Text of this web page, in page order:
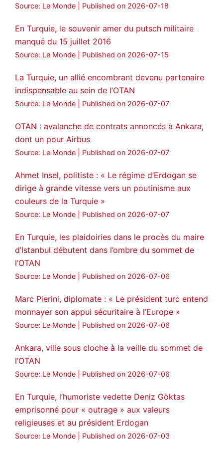
Source: Le Monde Published on 2026-07-18
En Turquie, le souvenir amer du putsch militaire
manqué du 15 juillet 2016
Source: Le Monde Published on 2026-07-15
La Turquie, un allié encombrant devenu partenaire
indispensable au sein de l’OTAN
Source: Le Monde Published on 2026-07-07
OTAN : avalanche de contrats annoncés à Ankara,
dont un pour Airbus
Source: Le Monde Published on 2026-07-07
Ahmet Insel, politiste : « Le régime d’Erdogan se
dirige à grande vitesse vers un poutinisme aux
couleurs de la Turquie »
Source: Le Monde Published on 2026-07-07
En Turquie, les plaidoiries dans le procès du maire
d’Istanbul débutent dans l’ombre du sommet de
l’OTAN
Source: Le Monde Published on 2026-07-06
Marc Pierini, diplomate : « Le président turc entend
monnayer son appui sécuritaire à l’Europe »
Source: Le Monde Published on 2026-07-06
Ankara, ville sous cloche à la veille du sommet de
l’OTAN
Source: Le Monde Published on 2026-07-06
En Turquie, l’humoriste vedette Deniz Göktas
emprisonné pour « outrage » aux valeurs
religieuses et au président Erdogan
Source: Le Monde Published on 2026-07-03